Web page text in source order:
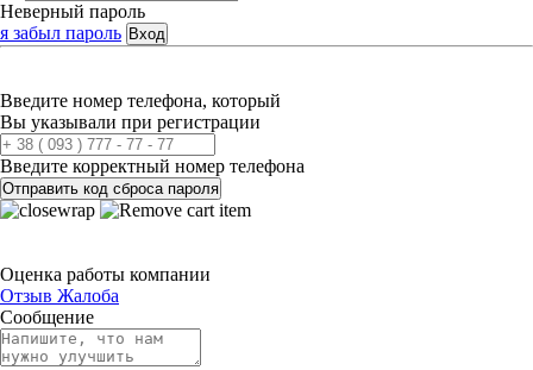
Неверный пароль
я забыл пароль Вход
Введите номер телефона, который
Вы указывали при регистрации
Введите корректный номер телефона
Отправить код сброса пароля
Оценка работы компании
Отзыв Жалоба
Сообщение